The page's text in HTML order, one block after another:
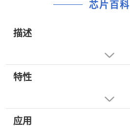
芯片百科
描述
特性
应用